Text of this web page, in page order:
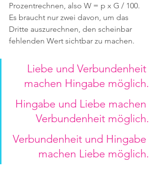
Prozentrechnen, also W = p x G / 100.
Es braucht nur zwei davon, um das
Dritte auszurechnen, den scheinbar
fehlenden Wert sichtbar zu machen.
Liebe und Verbundenheit
machen Hingabe möglich.
Hingabe und Liebe machen
Verbundenheit möglich.
Verbundenheit und Hingabe
machen Liebe möglich.